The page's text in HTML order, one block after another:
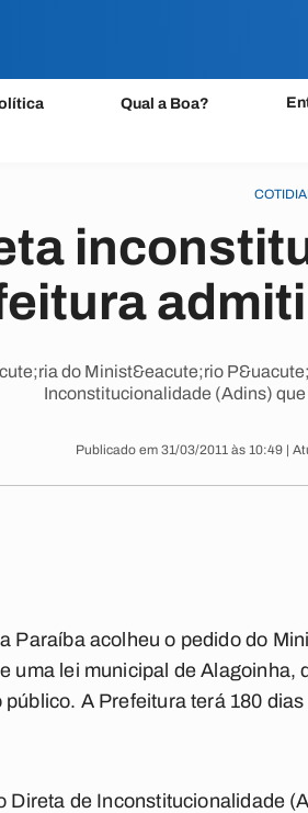
Qual a Boa?
do Minist&eacute;rio
Inconstitucionalidade (Adins)
Publicado em 31/03/2011 às 10:49 |
Paraíba acolheu o pedido do
uma lei municipal de
A Prefeitura terá 180
Direta de Inconstitucionalidade